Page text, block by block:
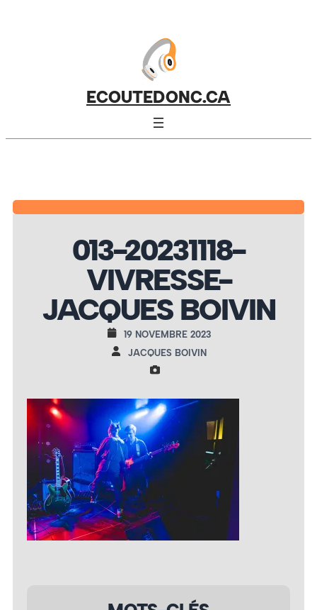
ECOUTEDONC.CA
013-20231118-
VIVRESSE-
JACQUES BOIVIN
19 NOVEMBRE 2023
JACQUES BOIVIN